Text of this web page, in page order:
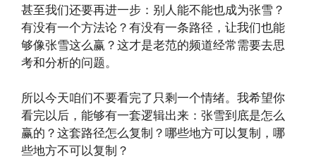
甚至我们还要再进一步：别人能不能也成为张雪？
有没有一个方法论？有没有一条路径，让我们也能
够像张雪这么赢？这才是老范的频道经常需要去思
考和分析的问题。
所以今天咱们不要看完了只剩一个情绪。我希望你
看完以后，能够有一套逻辑出来：张雪到底是怎么
赢的？这套路径怎么复制？哪些地方可以复制，哪
些地方不可以复制？